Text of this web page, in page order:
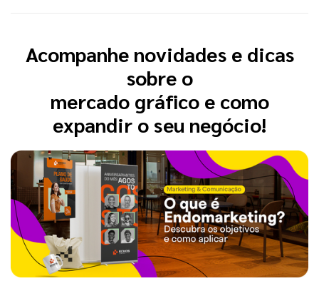
Acompanhe novidades e dicas
sobre o
mercado gráfico e como
expandir o seu negócio!